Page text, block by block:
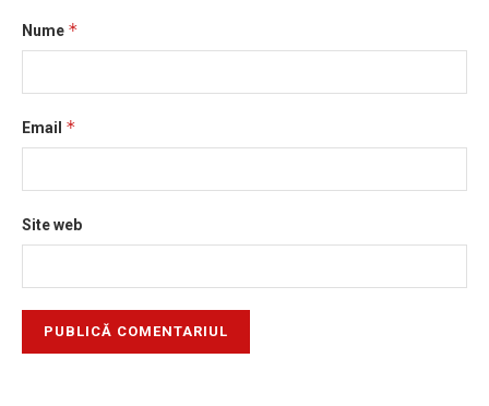
Nume *
Email *
Site web